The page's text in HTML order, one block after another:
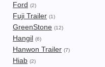
Ford (2)
Fuji Trailer (1)
GreenStone (12)
Hangil (6)
Hanwon Trailer (7)
Hiab (2)